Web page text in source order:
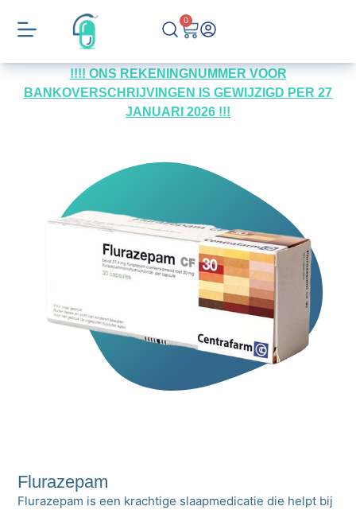
0
!!!! ONS REKENINGNUMMER VOOR
BANKOVERSCHRIJVINGEN IS GEWIJZIGD PER 27
JANUARI 2026 !!!
Flurazepam
Flurazepam is een krachtige slaapmedicatie die helpt bij